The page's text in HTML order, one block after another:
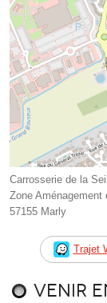
Carrosserie de la
Zone
57155 Marly
Trajet
Venir